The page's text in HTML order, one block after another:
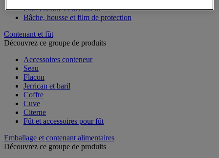
Film étirable et dérouleur
Bâche, housse et film de protection
Contenant et fût
Découvrez ce groupe de produits
Accessoires conteneur
Seau
Flacon
Jerrican et baril
Coffre
Cuve
Citerne
Fût et accessoires pour fût
Emballage et contenant alimentaires
Découvrez ce groupe de produits